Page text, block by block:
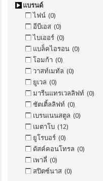
แบรนด์
ไฟน์ (0)
อีบีเอส (0)
ไบเออร์ (0)
แบล็คไอรอน (0)
โอมก้า (0)
วาสท์เมทัล (0)
ยูเวล (0)
มารีนแทรเวลลิฟท์ (0)
ชัตเติ้ลลิฟท์ (0)
เบรนเนนสตูล (0)
เมตาโบ (12)
ยูโรบอร์ (0)
ดัสค์คอนโทรล (0)
เพาลี่ (0)
สปิตซ์นาส (0)